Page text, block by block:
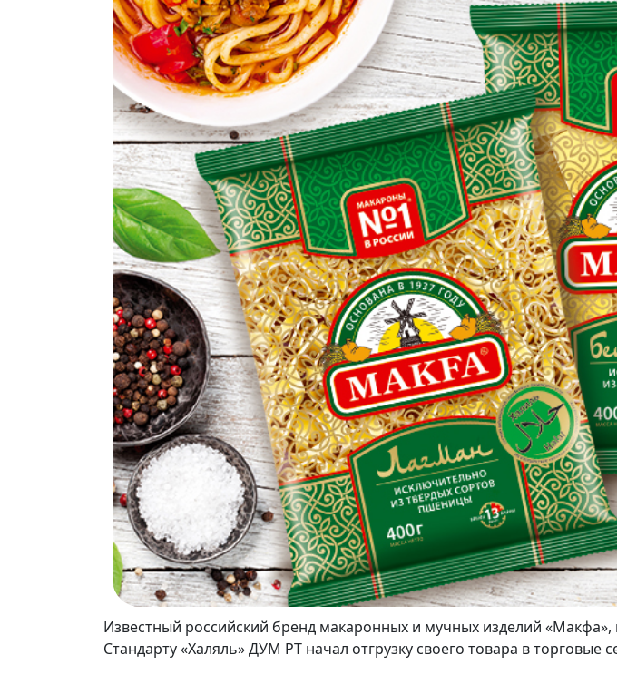
Известный российский бренд макаронных и мучных изделий
Стандарту «Халяль» ДУМ РТ начал отгрузку своего товара в торговые